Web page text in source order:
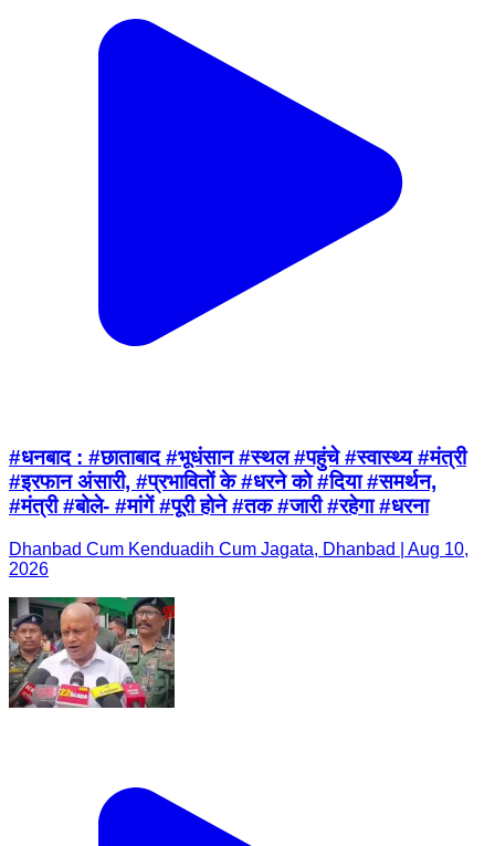
#धनबाद : #छाताबाद #भूधंसान #स्थल #पहुंचे #स्वास्थ्य #मंत्री
#इरफान अंसारी, #प्रभावितों के #धरने को #दिया #समर्थन,
#मंत्री #बोले- #मांगें #पूरी होने #तक #जारी #रहेगा #धरना
Dhanbad Cum Kenduadih Cum Jagata, Dhanbad | Aug 10,
2026